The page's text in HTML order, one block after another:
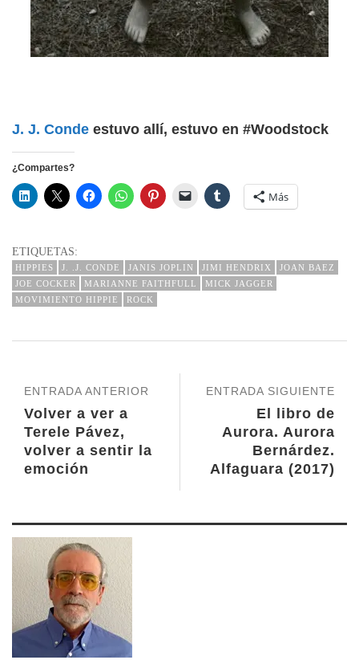
J. J. Conde estuvo allí, estuvo en #Woodstock
¿Compartes?
Más
ETIQUETAS:
HIPPIES J. .J. CONDE JANIS JOPLIN JIMI HENDRIX
JOAN BAEZ
JOE COCKER
MARIANNE FAITHFULL
MICK JAGGER
MOVIMIENTO HIPPIE
ROCK
ENTRADA SIGUIENTE
El libro de
Aurora. Aurora
Bernárdez.
Alfaguara (2017)
ENTRADA ANTERIOR
Volver a ver a
Terele Pávez,
volver a sentir la
emoción